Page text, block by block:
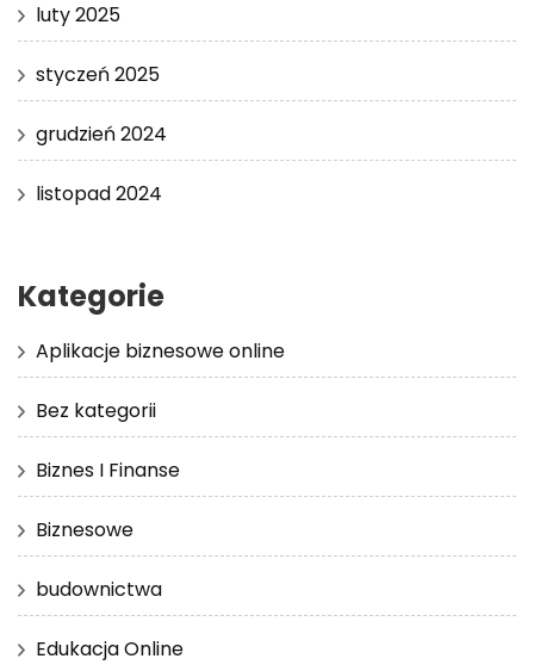
luty 2025
styczeń 2025
grudzień 2024
listopad 2024
Kategorie
Aplikacje biznesowe online
Bez kategorii
Biznes I Finanse
Biznesowe
budownictwa
Edukacja Online